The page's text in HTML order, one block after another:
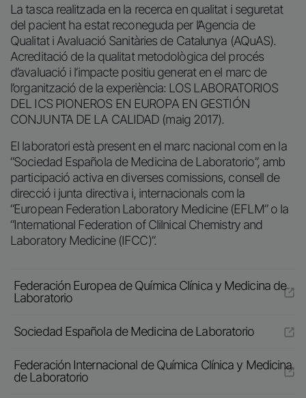
La tasca realitzada en la recerca en qualitat i seguretat
del pacient ha estat reconeguda per l’Agencia de
Qualitat i Avaluació Sanitàries de Catalunya (AQuAS).
Acreditació de la qualitat metodològica del procés
d’avaluació i l’impacte positiu generat en el marc de
l’organització de la experiència: LOS LABORATORIOS
DEL ICS PIONEROS EN EUROPA EN GESTIÓN
CONJUNTA DE LA CALIDAD (maig 2017).
El laboratori està present en el marc nacional com en la
“Sociedad Española de Medicina de Laboratorio”, amb
participació activa en diverses comissions, consell de
direcció i junta directiva i, internacionals com la
“European Federation Laboratory Medicine (EFLM” o la
“International Federation of Clilnical Chemistry and
Laboratory Medicine (IFCC)”.
Federación Europea de Química Clínica y Medicina de
Laboratorio
Sociedad Española de Medicina de Laboratorio
Federación Internacional de Química Clínica y Medicina
de Laboratorio